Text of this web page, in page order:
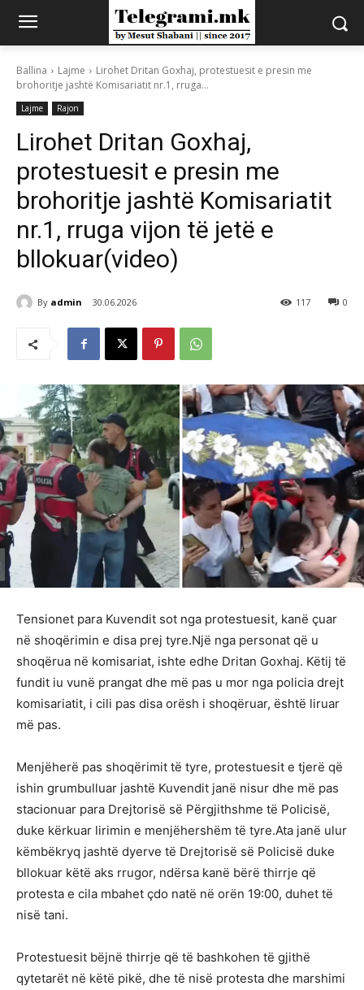
Ballina Lajme
Lirohet Dritan Goxhaj, protestuesit e presin me
brohoritje jashtë Komisariatit nr.1, rruga...
Lajme Rajon
Lirohet Dritan Goxhaj,
protestuesit e presin me
brohoritje jashtë Komisariatit
nr.1, rruga vijon të jetë e
bllokuar(video)
By admin 30.06.2026 0
117
Tensionet para Kuvendit sot nga protestuesit, kanë çuar
në shoqërimin e disa prej tyre.Një nga personat që u
shoqërua në komisariat, ishte edhe Dritan Goxhaj. Këtij të
fundit iu vunë prangat dhe më pas u mor nga policia drejt
komisariatit, i cili pas disa orësh i shoqëruar, është liruar
më pas.
Menjëherë pas shoqërimit të tyre, protestuesit e tjerë që
ishin grumbulluar jashtë Kuvendit janë nisur dhe më pas
stacionuar para Drejtorisë së Përgjithshme të Policisë,
duke kërkuar lirimin e menjëhershëm të tyre.Ata janë ulur
këmbëkryq jashtë dyerve të Drejtorisë së Policisë duke
bllokuar këtë aks rrugor, ndërsa kanë bërë thirrje që
protesta e cila mbahet çdo natë në orën 19:00, duhet të
nisë tani.
Protestuesit bëjnë thirrje që të bashkohen të gjithë
qytetarët në këtë pikë, dhe të nisë protesta dhe marshimi